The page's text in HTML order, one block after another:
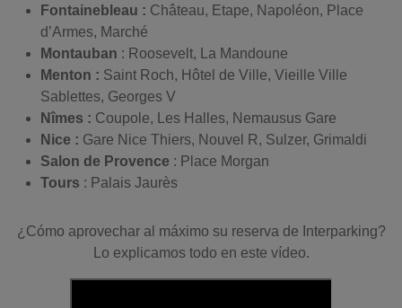
Fontainebleau : Château, Etape, Napoléon, Place
d’Armes, Marché
Montauban : Roosevelt, La Mandoune
Menton : Saint Roch, Hôtel de Ville, Vieille Ville
Sablettes, Georges V
Nîmes : Coupole, Les Halles, Nemausus Gare
Nice : Gare Nice Thiers, Nouvel R, Sulzer, Grimaldi
Salon de Provence : Place Morgan
Tours : Palais Jaurès
¿Cómo aprovechar al máximo su reserva de Interparking?
Lo explicamos todo en este vídeo.